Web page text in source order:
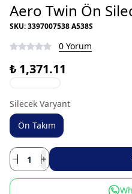
Aero Twin Ön
SKU:3397007538 A538S
0 Yorum
₺ 1,371.11
Silecek Varyant
Ön Takım